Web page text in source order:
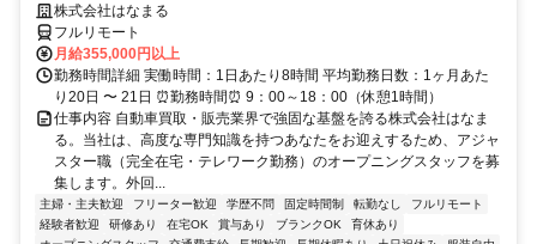
株式会社はなまる
フルリモート
月給355,000円以上
勤務時間詳細 実働時間：1日あたり8時間 平均勤務日数：1ヶ月あた
り20日 〜 21日 ⏰勤務時間⏰ 9：00～18：00（休憩1時間）
仕事内容 自動車買取・販売業界で強固な基盤を誇る株式会社はなま
る。当社は、高度な専門知識を持つあなたをお迎えするため、アジャ
スター職（完全在宅・テレワーク勤務）のオープニングスタッフを募
集します。外回...
主婦・主夫歓迎 フリーター歓迎 学歴不問 固定時間制 転勤なし
フルリモート
経験者歓迎
研修あり 在宅OK 賞与あり ブランクOK
育休あり